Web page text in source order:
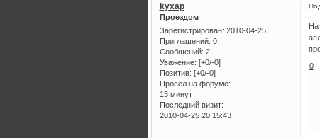
kyxap
Проездом
Зарегистрирован: 2010-04-25
Приглашений: 0
Сообщений: 2
Уважение: [+0/-0]
Позитив: [+0/-0]
Провел на форуме:
13 минут
Последний визит:
2010-04-25 20:15:43
На
0